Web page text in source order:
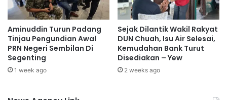
p
h
a
d
a
p
a
t
b
Aminuddin Turun Padang
Tinjau Pengundian Awal
PRN Negeri Sembilan Di
Segenting
1 week ago
Sejak Dilantik Wakil Rakyat
DUN Chuah, Isu Air Selesai,
Kemudahan Bank Turut
Disediakan – Yew
2 weeks ago